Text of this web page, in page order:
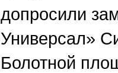
допросили
Универсал»
Болотной